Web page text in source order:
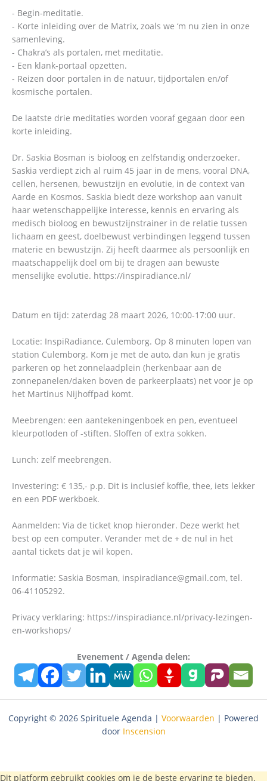
- Begin-meditatie.
- Korte inleiding over de Matrix, zoals we ‘m nu zien in onze
samenleving.
- Chakra’s als portalen, met meditatie.
- Een klank-portaal opzetten.
- Reizen door portalen in de natuur, tijdportalen en/of
kosmische portalen.
De laatste drie meditaties worden vooraf gegaan door een
korte inleiding.
Dr. Saskia Bosman is bioloog en zelfstandig onderzoeker.
Saskia verdiept zich al ruim 45 jaar in de mens, vooral DNA,
cellen, hersenen, bewustzijn en evolutie, in de context van
Aarde en Kosmos. Saskia biedt deze workshop aan vanuit
haar wetenschappelijke interesse, kennis en ervaring als
medisch bioloog en bewustzijnstrainer in de relatie tussen
lichaam en geest, doelbewust verbindingen leggend tussen
materie en bewustzijn. Zij heeft daarmee als persoonlijk en
maatschappelijk doel om bij te dragen aan bewuste
menselijke evolutie. https://inspiradiance.nl/
Datum en tijd: zaterdag 28 maart 2026, 10:00-17:00 uur.
Locatie: InspiRadiance, Culemborg. Op 8 minuten lopen van
station Culemborg. Kom je met de auto, dan kun je gratis
parkeren op het zonnelaadplein (herkenbaar aan de
zonnepanelen/daken boven de parkeerplaats) net voor je op
het Martinus Nijhoffpad komt.
Meebrengen: een aantekeningenboek en pen, eventueel
kleurpotloden of -stiften. Sloffen of extra sokken.
Lunch: zelf meebrengen.
Investering: € 135,- p.p. Dit is inclusief koffie, thee, iets lekker
en een PDF werkboek.
Aanmelden: Via de ticket knop hieronder. Deze werkt het
best op een computer. Verander met de + de nul in het
aantal tickets dat je wil kopen.
Informatie: Saskia Bosman, inspiradiance@gmail.com, tel.
06-41105292.
Privacy verklaring: https://inspiradiance.nl/privacy-lezingen-
en-workshops/
Evenement / Agenda delen:
Copyright © 2026 Spirituele Agenda | Voorwaarden | Powered
door Inscension
Dit platform gebruikt cookies om je de beste ervaring te bieden.